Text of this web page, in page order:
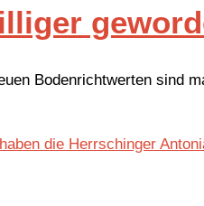
Bodenrichtwerten sind